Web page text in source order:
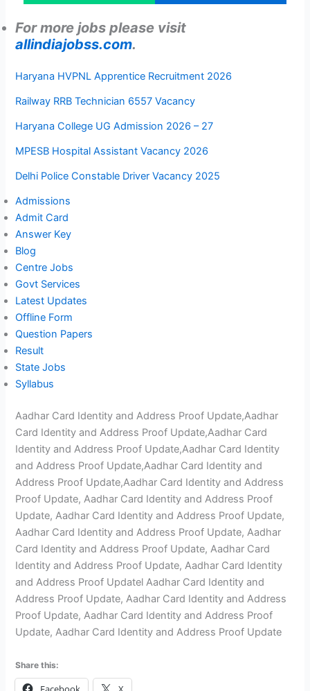
For more jobs please visit
allindiajobss.com.
Haryana HVPNL Apprentice Recruitment 2026
Railway RRB Technician 6557 Vacancy
Haryana College UG Admission 2026 – 27
MPESB Hospital Assistant Vacancy 2026
Delhi Police Constable Driver Vacancy 2025
Admissions
Admit Card
Answer Key
Blog
Centre Jobs
Govt Services
Latest Updates
Offline Form
Question Papers
Result
State Jobs
Syllabus
Aadhar Card Identity and Address Proof Update,Aadhar
Card Identity and Address Proof Update,Aadhar Card
Identity and Address Proof Update,Aadhar Card Identity
and Address Proof Update,Aadhar Card Identity and
Address Proof Update,Aadhar Card Identity and Address
Proof Update, Aadhar Card Identity and Address Proof
Update, Aadhar Card Identity and Address Proof Update,
Aadhar Card Identity and Address Proof Update, Aadhar
Card Identity and Address Proof Update, Aadhar Card
Identity and Address Proof Update, Aadhar Card Identity
and Address Proof Updatel Aadhar Card Identity and
Address Proof Update, Aadhar Card Identity and Address
Proof Update, Aadhar Card Identity and Address Proof
Update, Aadhar Card Identity and Address Proof Update
Share this: